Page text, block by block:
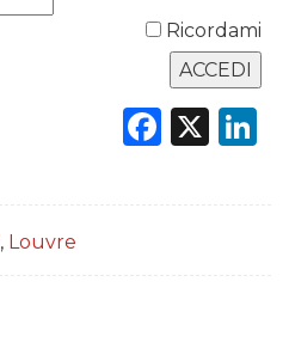
Ricordami
X
, Louvre